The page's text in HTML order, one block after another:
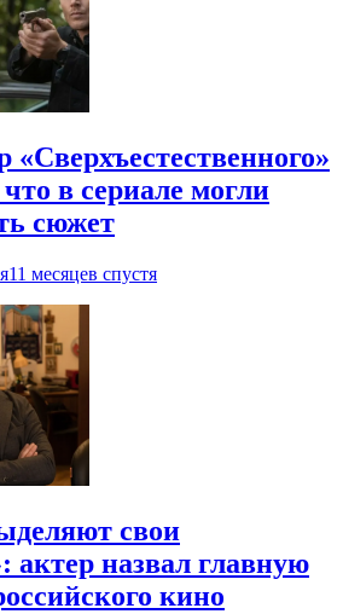
в сериале могли
сюжет
11 месяцев спустя
свои
актер назвал главную
кино